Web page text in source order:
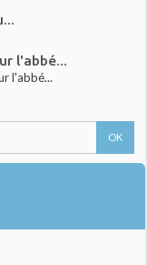
l'abbé...
l'abbé...